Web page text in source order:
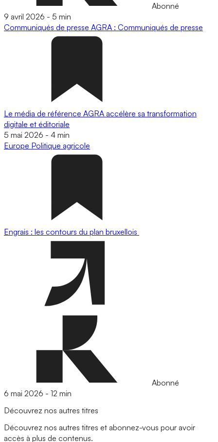
Abonné
9 avril 2026 - 5 min
Communiqués de presse AGRA : Communiqués de presse
Le média de référence AGRA accélère sa transformation
digitale et éditoriale
5 mai 2026 - 4 min
Europe Politique agricole
Engrais : les contours du plan bruxellois
Abonné
6 mai 2026 - 12 min
Découvrez nos autres titres
Découvrez nos autres titres et abonnez-vous pour avoir
accès à plus de contenus.